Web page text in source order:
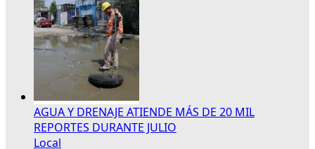
AGUA Y DRENAJE ATIENDE MÁS DE 20 MIL
REPORTES DURANTE JULIO
Local